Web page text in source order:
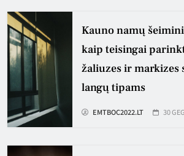
Kauno namų
kaip teisingai
žaliuzes ir markizes
langų tipams
EMTBOC2022.LT 30